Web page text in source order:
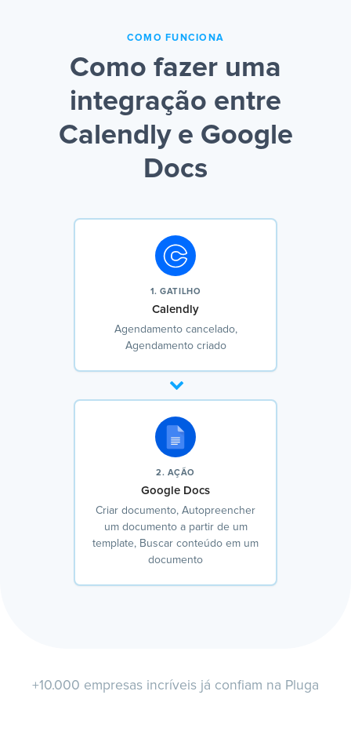
COMO FUNCIONA
Como fazer uma
integração entre
Calendly e Google
Docs
1. GATILHO
Calendly
Agendamento cancelado,
Agendamento criado
2. AÇÃO
Google Docs
Criar documento, Autopreencher
um documento a partir de um
template, Buscar conteúdo em um
documento
+10.000 empresas incríveis já confiam na Pluga